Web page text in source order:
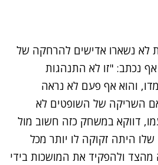
לא נשארו אדישים להרחקה של
נכתב: "זו לא התנהגות
והוא אף פעם לא נראה
השריקה של השופטים לא
דווקא במשחק כזה חשוב מול
היתה זקוקה לו יותר מכל
מהצד ולהפקיד את המושכות בידי